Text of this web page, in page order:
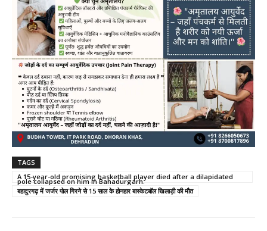
TAGS
A 15-year-old promising basketball player died after a dilapidated
pole collapsed on him in Bahadurgarh.
बहादुरगढ़ में जर्जर पोल गिरने से 15 साल के होनहार बास्केटबॉल खिलाड़ी की मौत